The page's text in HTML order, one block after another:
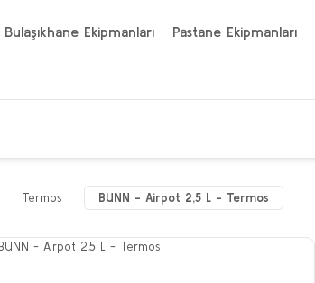
Bulaşıkhane Ekipmanları Pastane Ekipmanları
Termos BUNN - Airpot 2,5 L - Termos